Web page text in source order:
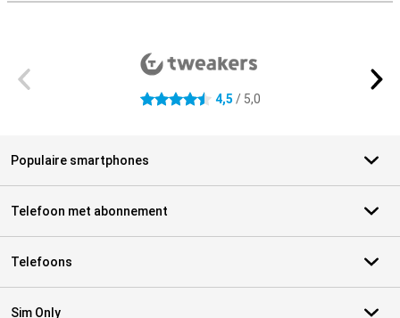
4.5 sterren 4,5 / 5,0
Populaire smartphones
Telefoon met abonnement
Telefoons
Sim Only